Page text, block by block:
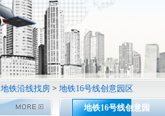
地铁沿线找房 > 地铁16号线创意园区
地铁16号线创意园